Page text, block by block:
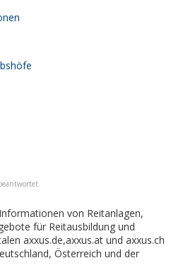
von Reitanlagen,
für Reitausbildung und
axxus.de,axxus.at und axxus.ch
Österreich und der